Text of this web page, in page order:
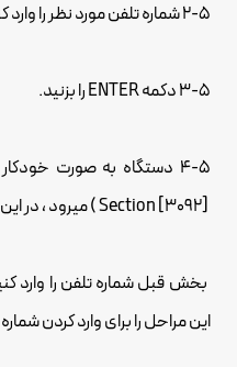
2-5 شماره تلفن مورد نظر را وارد کنید.
3-5 دکمه ENTER را بزنید.
4-5 دستگاه به صورت
[3092] Section ) میرود ، در این قسمت هم مانند
این مراحل را برای وارد کردن